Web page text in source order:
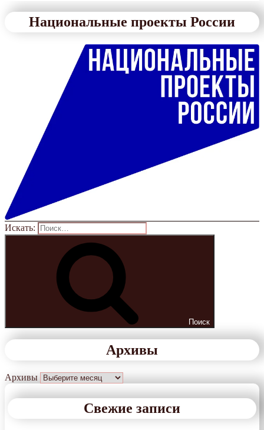
Национальные проекты России
Искать:
Поиск
Архивы
Архивы
Свежие записи